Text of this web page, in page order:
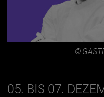
©
05. BIS 07.